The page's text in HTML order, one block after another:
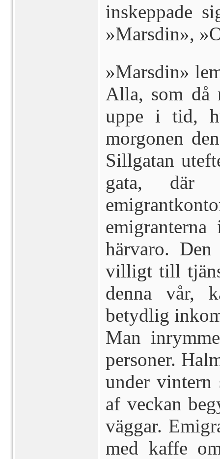
inskeppade
»Marsdin»,
»Marsdin»
Alla, som då
uppe i tid,
morgonen
Sillgatan
gata,
härvaro. Den
villigt till
denna vår,
betydlig
Man
personer.
under
af veckan
väggar.
med kaffe